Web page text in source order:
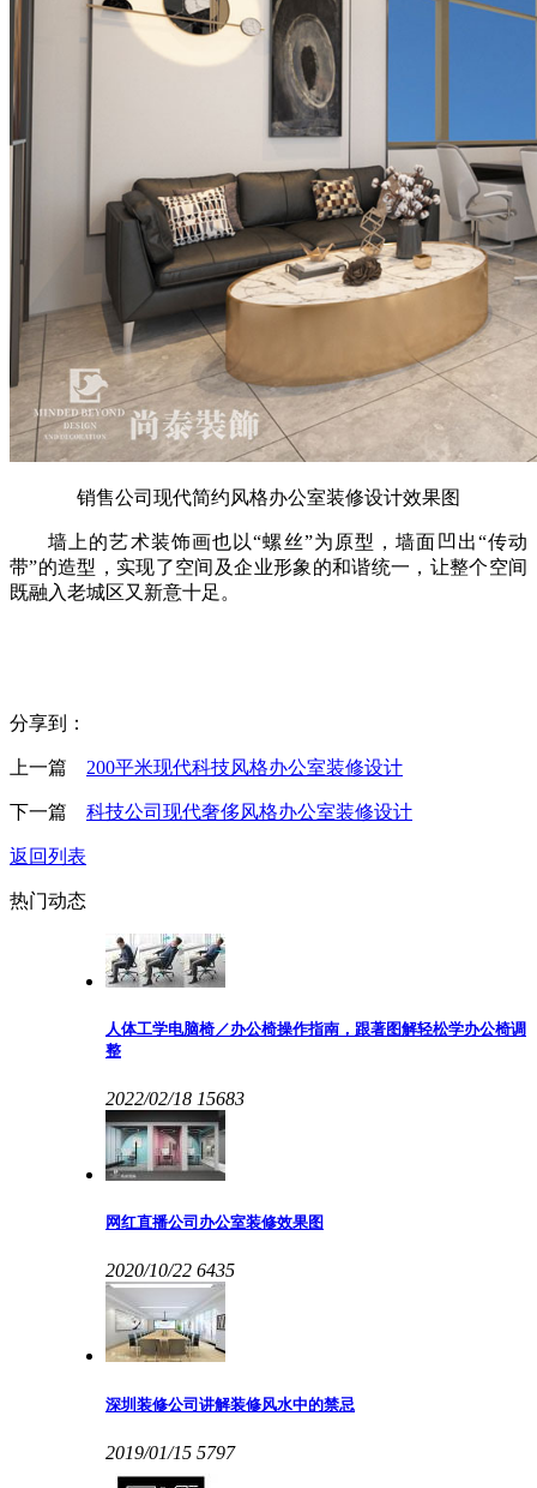
销售公司现代简约风格办公室装修设计效果图
墙上的艺术装饰画也以“螺丝”为原型，墙面凹出“传动
带”的造型，实现了空间及企业形象的和谐统一，让整个空间
既融入老城区又新意十足。
分享到：
上一篇 200平米现代科技风格办公室装修设计
下一篇 科技公司现代奢侈风格办公室装修设计
返回列表
热门动态
人体工学电脑椅／办公椅操作指南，跟著图解轻松学办公椅调
整
2022/02/18 15683
网红直播公司办公室装修效果图
2020/10/22 6435
深圳装修公司讲解装修风水中的禁忌
2019/01/15 5797